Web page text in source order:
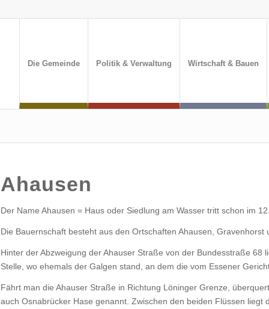
Die Gemeinde Politik & Verwaltung Wirtschaft & Bauen
Ahausen
Der Name Ahausen = Haus oder Siedlung am Wasser tritt schon im
Die Bauernschaft besteht aus den Ortschaften Ahausen,
Hinter der Abzweigung der Ahauser Straße von der Bundesstraße
Stelle, wo ehemals der Galgen stand, an dem die vom Essener
Fährt man die Ahauser Straße in Richtung Löninger Grenze,
auch Osnabrücker Hase genannt. Zwischen den beiden Flüssen liegt